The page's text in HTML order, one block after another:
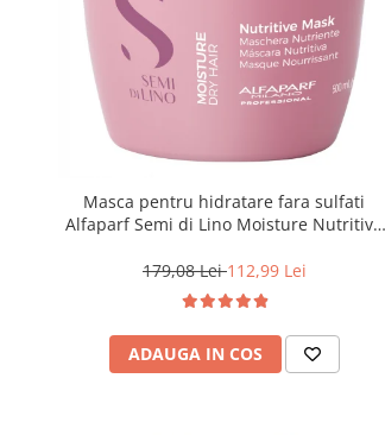
Masca pentru hidratare fara sulfati
Alfaparf Semi di Lino Moisture Nutritive
179,08 Lei112,99 Lei
ADAUGA IN COS